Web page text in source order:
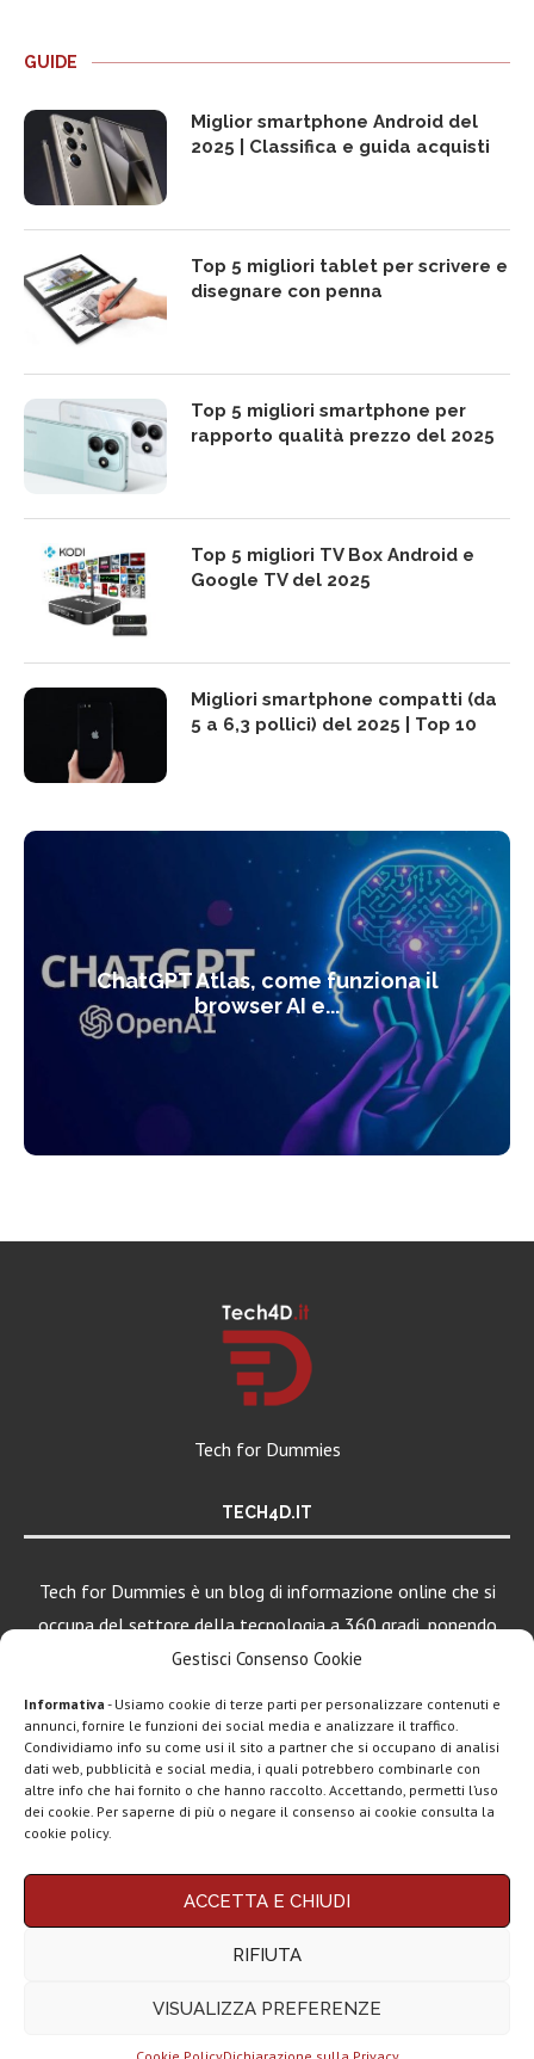
Gestisci Consenso Cookie
Informativa - Usiamo cookie di terze parti per personalizzare contenuti e
annunci, fornire le funzioni dei social media e analizzare il traffico.
Condividiamo info su come usi il sito a partner che si occupano di analisi
dati web, pubblicità e social media, i quali potrebbero combinarle con
altre info che hai fornito o che hanno raccolto. Accettando, permetti l’uso
dei cookie. Per saperne di più o negare il consenso ai cookie consulta la
cookie policy.
ACCETTA E CHIUDI
RIFIUTA
VISUALIZZA PREFERENZE
GUIDE
Miglior smartphone Android del
2025 | Classifica e guida acquisti
Top 5 migliori tablet per scrivere e
disegnare con penna
Top 5 migliori smartphone per
rapporto qualità prezzo del 2025
Top 5 migliori TV Box Android e
Google TV del 2025
Migliori smartphone compatti (da
5 a 6,3 pollici) del 2025 | Top 10
ChatGPT Atlas, come funziona il
browser AI e...
Tech for Dummies
TECH4D.IT
Tech for Dummies è un blog di informazione online che si
occupa del settore della tecnologia a 360 gradi, ponendo
una particolare attenzione al mondo Android, Apple e
Chi siamo Contatti Disclaimer Privacy policy
Questo blog non rappresenta una testata giornalistica in quanto viene aggiornato
Affiliazione Amazon EU, un programma che eroga ai siti una commissione
Tech4Dummies riceve un guadagno dagli acquisti idonei.
LEGGI ANCHE
Motorola rinnova
per intenditori...
NexPhone è il
smartphone con...